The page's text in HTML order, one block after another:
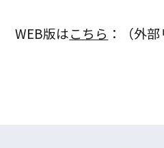
WEB版はこちら ：（外部